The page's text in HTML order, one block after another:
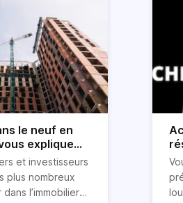
le neuf en
explique
et investisseurs
plus nombreux
l’immobilier